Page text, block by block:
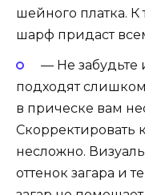
шейного платка.
шарф придаст
— Не
подходят
в прическе вам
Скорректировать
несложно.
оттенок загара и